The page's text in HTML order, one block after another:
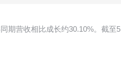
期营收相比成长约30.10%。截至5